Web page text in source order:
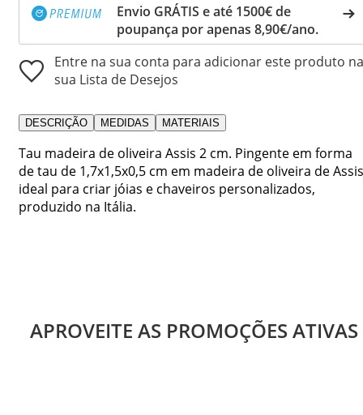
Envio GRÁTIS e até 1500€ de
poupança por apenas 8,90€/ano.
Entre na sua conta para adicionar este produto na
sua Lista de Desejos
DESCRIÇÃO MEDIDAS MATERIAIS
Tau madeira de oliveira Assis 2 cm. Pingente em forma
de tau de 1,7x1,5x0,5 cm em madeira de oliveira de
ideal para criar jóias e chaveiros personalizados,
produzido na Itália.
APROVEITE AS PROMOÇÕES ATIVAS